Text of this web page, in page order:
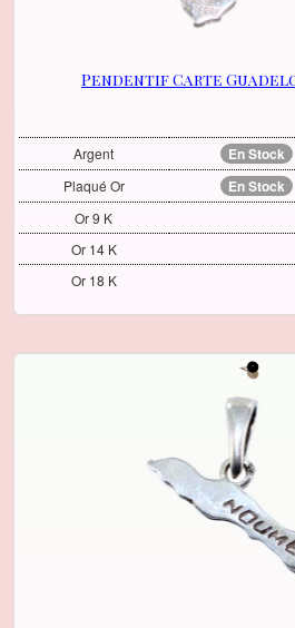
Pendentif Carte
Argent En Stock
Plaqué Or
En Stock
Or 9 K
Or 14 K
Or 18 K